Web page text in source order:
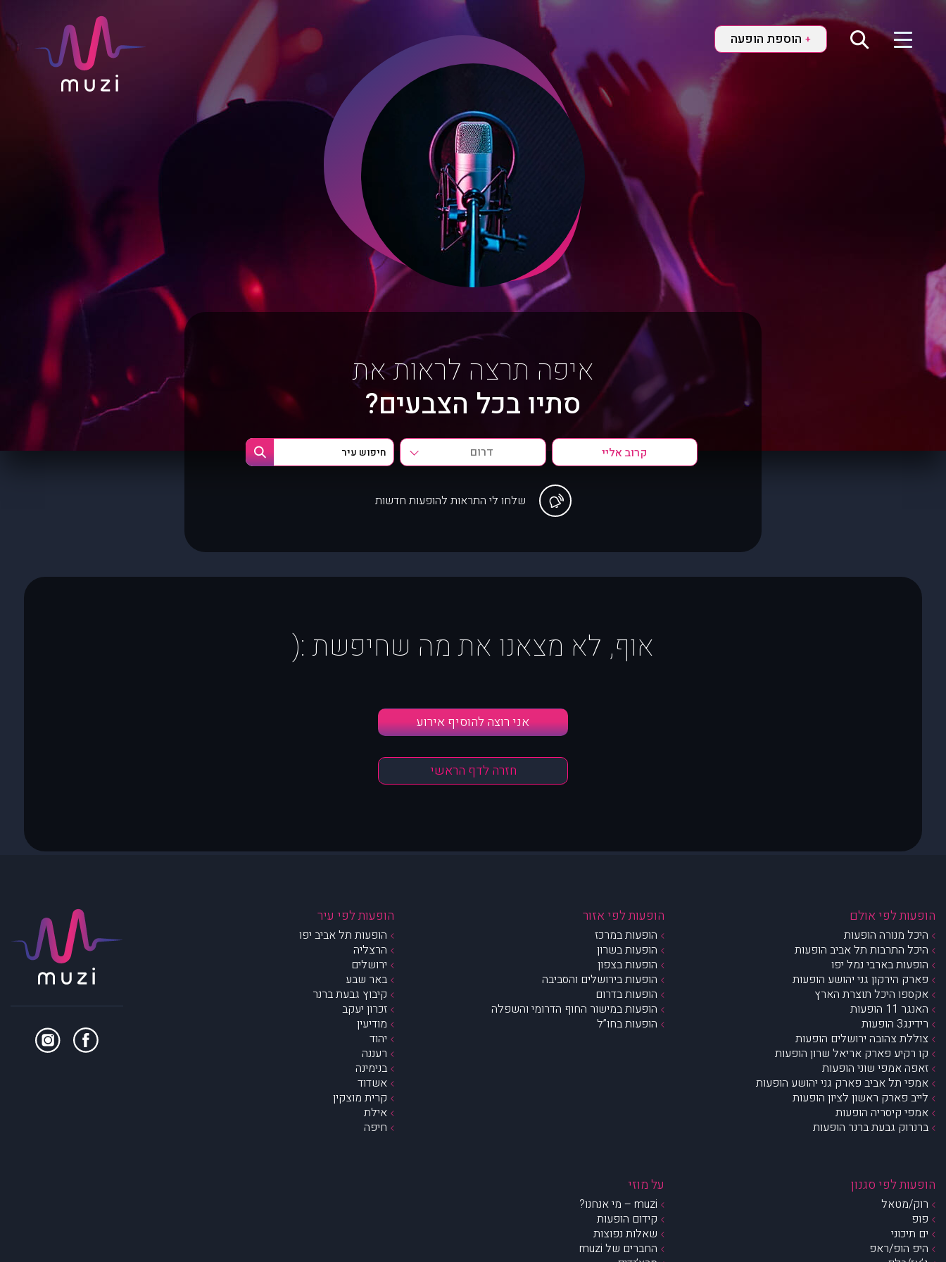
+ הוספת הופעה
איפה תרצה לראות את
סתיו בכל הצבעים?
דרום
שלחו לי התראות להופעות חדשות
אוף, לא מצאנו את מה שחיפשת :(
אני רוצה להוסיף אירוע
חזרה לדף הראשי
הופעות לפי אולם
היכל מנורה הופעות
היכל התרבות תל אביב הופעות
הופעות בארבי נמל יפו
פארק הירקון גני יהושע הופעות
אקספו היכל תוצרת הארץ
האנגר 11 הופעות
רידינג3 הופעות
צוללת צהובה ירושלים הופעות
קו רקיע פארק אריאל שרון הופעות
זאפה אמפי שוני הופעות
אמפי תל אביב פארק גני יהושע הופעות
לייב פארק ראשון לציון הופעות
אמפי קיסריה הופעות
ברנרוק גבעת ברנר הופעות
הופעות לפי אזור
הופעות במרכז
הופעות בשרון
הופעות בצפון
הופעות בירושלים והסביבה
הופעות בדרום
הופעות במישור החוף הדרומי והשפלה
הופעות בחו”ל
הופעות לפי עיר
הופעות תל אביב יפו
הרצליה
ירושלים
באר שבע
קיבוץ גבעת ברנר
זכרון יעקב
מודיעין
יהוד
רעננה
בנימינה
אשדוד
קרית מוצקין
אילת
חיפה
הופעות לפי סגנון
רוק/מטאל
פופ
ים תיכוני
היפ הופ/ראפ
על מוזי
muzi – מי אנחנו?
קידום הופעות
שאלות נפוצות
החברים של muzi